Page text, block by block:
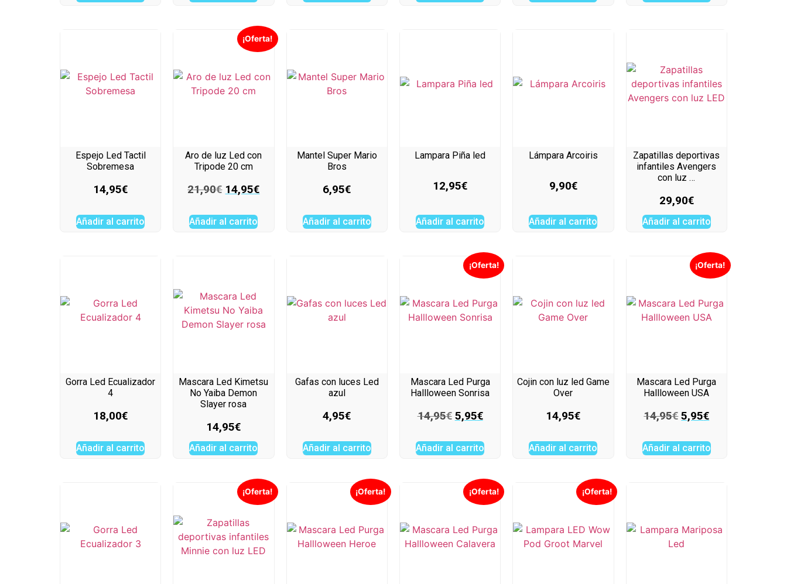
Espejo Led Tactil
Sobremesa
14,95€
Añadir al carrito
¡Oferta!
Aro de luz Led con
Tripode 20 cm
21,90€ 14,95€
Añadir al carrito
Mantel Super Mario
Bros
6,95€
Añadir al carrito
Lampara Piña led
12,95€
Añadir al carrito
Lámpara Arcoiris
9,90€
Añadir al carrito
Zapatillas deportivas
infantiles Avengers
con luz …
29,90€
Añadir al carrito
Gorra Led Ecualizador
4
18,00€
Añadir al carrito
Mascara Led Kimetsu
No Yaiba Demon
Slayer rosa
14,95€
Añadir al carrito
Gafas con luces Led
azul
4,95€
Añadir al carrito
¡Oferta!
Mascara Led Purga
Hallloween Sonrisa
14,95€ 5,95€
Añadir al carrito
Cojin con luz led Game
Over
14,95€
Añadir al carrito
¡Oferta!
Mascara Led Purga
Hallloween USA
14,95€ 5,95€
Añadir al carrito
¡Oferta! ¡Oferta! ¡Oferta! ¡Oferta!